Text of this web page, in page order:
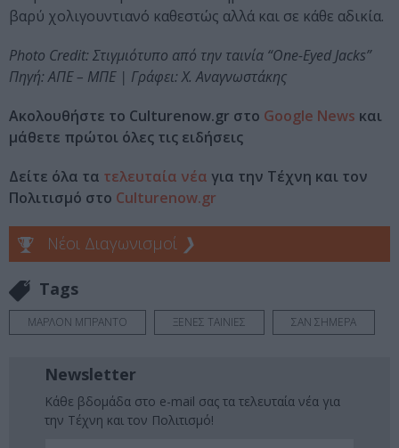
βαρύ χολιγουντιανό καθεστώς αλλά και σε κάθε αδικία.
Photo Credit: Στιγμιότυπο από την ταινία “One-Eyed Jacks”
Πηγή: ΑΠΕ – ΜΠΕ | Γράφει: Χ. Αναγνωστάκης
Ακολουθήστε το Culturenow.gr στο Google News και
μάθετε πρώτοι όλες τις ειδήσεις
Δείτε όλα τα τελευταία νέα για την Τέχνη και τον
Πολιτισμό στο Culturenow.gr
Νέοι Διαγωνισμοί ❯
Tags
ΜΑΡΛΟΝ ΜΠΡΑΝΤΟ ΞΕΝΕΣ ΤΑΙΝΙΕΣ ΣΑΝ ΣΗΜΕΡΑ
Newsletter
Κάθε βδομάδα στο e-mail σας τα τελευταία νέα για
την Τέχνη και τον Πολιτισμό!